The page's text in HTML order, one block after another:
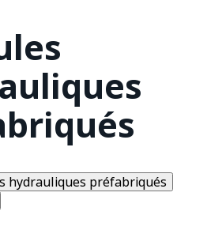
hydrauliques préfabriqués